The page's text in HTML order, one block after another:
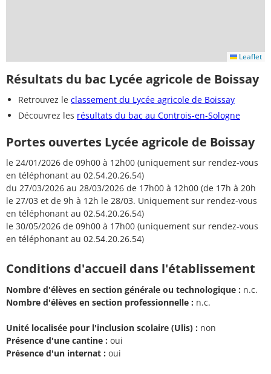
Leaflet
Résultats du bac Lycée agricole de Boissay
Retrouvez le classement du Lycée agricole de Boissay
Découvrez les résultats du bac au Controis-en-Sologne
Portes ouvertes Lycée agricole de Boissay
le 24/01/2026 de 09h00 à 12h00 (uniquement sur rendez-vous
en téléphonant au 02.54.20.26.54)
du 27/03/2026 au 28/03/2026 de 17h00 à 12h00 (de 17h à 20h
le 27/03 et de 9h à 12h le 28/03. Uniquement sur rendez-vous
en téléphonant au 02.54.20.26.54)
le 30/05/2026 de 09h00 à 17h00 (uniquement sur rendez-vous
en téléphonant au 02.54.20.26.54)
Conditions d'accueil dans l'établissement
Nombre d'élèves en section générale ou technologique : n.c.
Nombre d'élèves en section professionnelle : n.c.
Unité localisée pour l'inclusion scolaire (Ulis) : non
Présence d'une cantine : oui
Présence d'un internat : oui